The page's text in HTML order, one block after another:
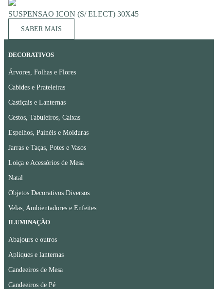
SUSPENSAO ICON (S/ ELECT) 30X45
SABER MAIS
DECORATIVOS
Árvores, Folhas e Flores
Cabides e Prateleiras
Castiçais e Lanternas
Cestos, Tabuleiros, Caixas
Espelhos, Painéis e Molduras
Jarras e Taças, Potes e Vasos
Loiça e Acessórios de Mesa
Natal
Objetos Decorativos Diversos
Velas, Ambientadores e Enfeites
ILUMINAÇÃO
Abajours e outros
Apliques e lanternas
Candeeiros de Mesa
Candeeiros de Pé